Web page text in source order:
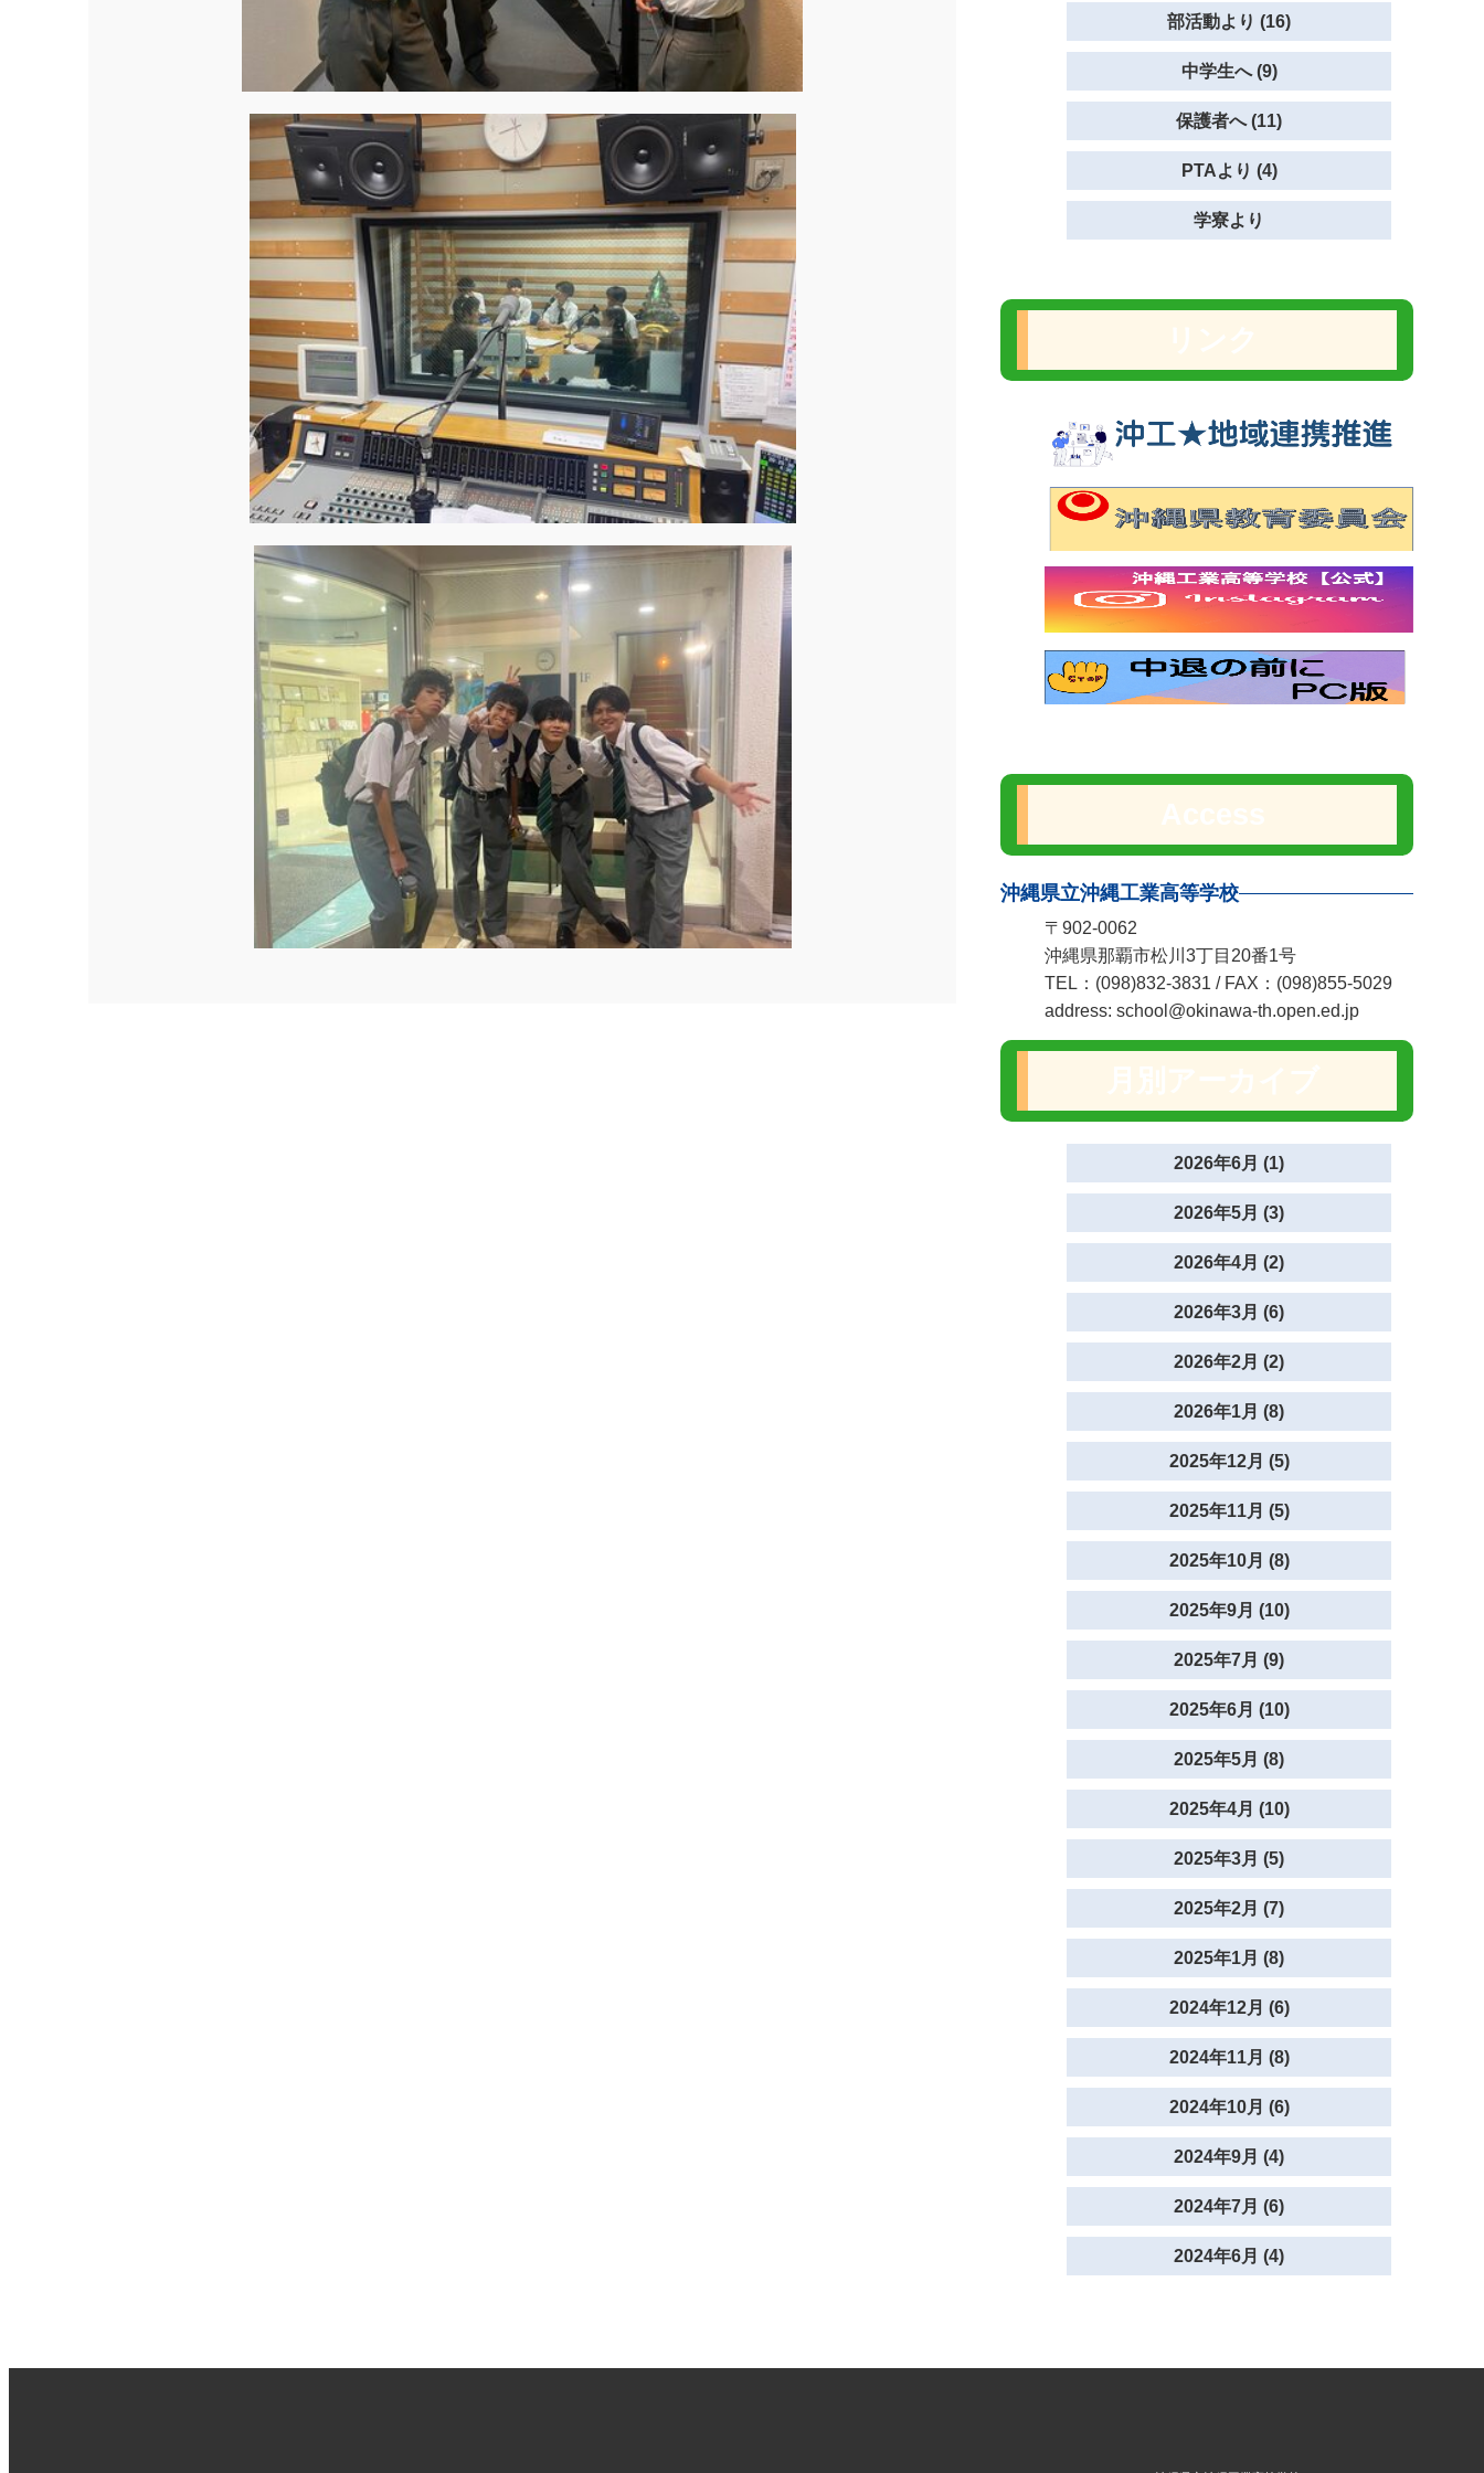
部活動より (16)
中学生へ (9)
保護者へ (11)
PTAより (4)
学寮より
沖縄県立沖縄工業高等学校
〒902-0062
沖縄県那覇市松川3丁目20番1号
TEL：(098)832-3831 / FAX：(098)855-5029
address: school@okinawa-th.open.ed.jp
2026年6月 (1)
2026年5月 (3)
2026年4月 (2)
2026年3月 (6)
2026年2月 (2)
2026年1月 (8)
2025年12月 (5)
2025年11月 (5)
2025年10月 (8)
2025年9月 (10)
2025年7月 (9)
2025年6月 (10)
2025年5月 (8)
2025年4月 (10)
2025年3月 (5)
2025年2月 (7)
2025年1月 (8)
2024年12月 (6)
2024年11月 (8)
2024年10月 (6)
2024年9月 (4)
2024年7月 (6)
2024年6月 (4)